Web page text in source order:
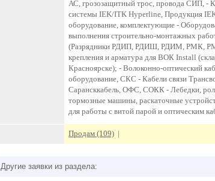
АС, грозозащитный трос, провода СИП, -
системы IEK/ITK Hyperline, Продукция
оборудование, комплектующие -
выполнения строительно-монтажных
(Разрядники РДИП, РДИШ, РДИМ, РМК,
крепления и арматура для ВОК Install
Красноярске); - Волоконно-оптический
оборудование, СКС - Кабели связи
Сарансккабель, ОФС, СОКК - Лебедки,
тормозные машины, раскаточные
для работы с витой парой и оптическим
Продам (109) |
Другие заявки из раздела: